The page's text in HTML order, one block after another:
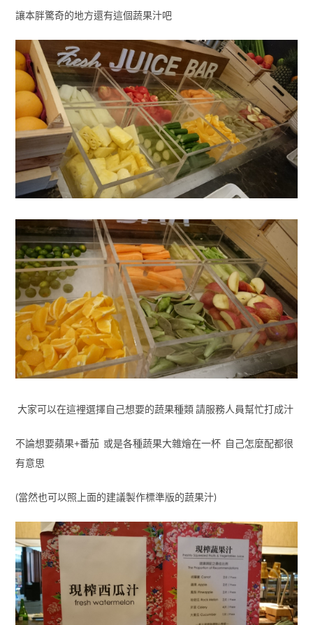
讓本胖驚奇的地方還有這個蔬果汁吧
大家可以在這裡選擇自己想要的蔬果種類 請服務人員幫忙打成汁
不論想要蘋果+番茄 或是各種蔬果大雜燴在一杯 自己怎麼配都很
有意思
(當然也可以照上面的建議製作標準版的蔬果汁)